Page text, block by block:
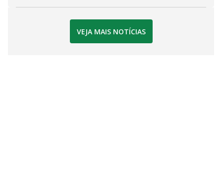
VEJA MAIS NOTÍCIAS